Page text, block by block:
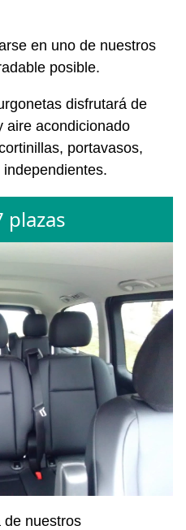
en uno de nuestros
posible.
disfrutará de
aire acondicionado
portavasos,
plazas
de nuestros